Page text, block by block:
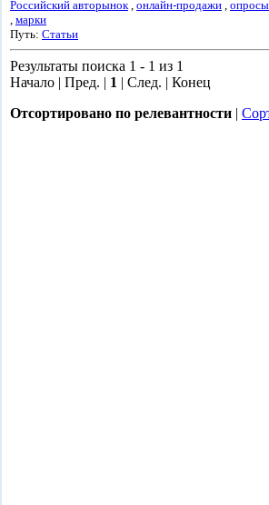
Российский авторынок, онлайн-продажи , опросы
, марки
Путь: Статьи
Результаты поиска 1 - 1 из 1
Начало | Пред. | 1 | След. | Конец
Отсортировано по релевантности |